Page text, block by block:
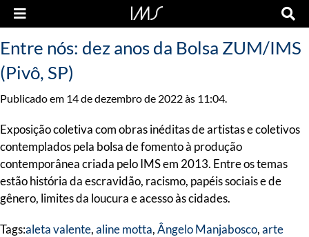
Entre nós: dez anos da Bolsa ZUM/IMS
(Pivô, SP)
Publicado em 14 de dezembro de 2022 às 11:04.
Exposição coletiva com obras inéditas de artistas e coletivos
contemplados pela bolsa de fomento à produção
contemporânea criada pelo IMS em 2013. Entre os temas
estão história da escravidão, racismo, papéis sociais e de
gênero, limites da loucura e acesso às cidades.
Tags:aleta valente,aline motta,Ângelo Manjabosco,arte